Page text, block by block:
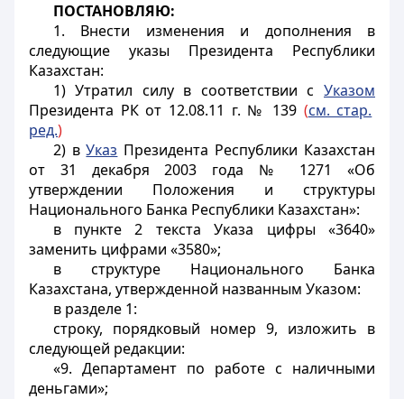
ПОСТАНОВЛЯЮ:
1. Внести изменения и дополнения в
следующие указы Президента Республики
Казахстан:
1) Утратил силу в соответствии с Указом
Президента РК от 12.08.11 г. № 139 (см. стар.
ред.)
2) вУказ Президента Республики Казахстан
от 31 декабря 2003 года № 1271 «Об
утверждении Положения и структуры
Национального Банка Республики Казахстан»:
в пункте 2 текста Указа цифры «3640»
заменить цифрами «3580»;
в структуре Национального Банка
Казахстана, утвержденной названным Указом:
в разделе 1:
строку, порядковый номер 9, изложить в
следующей редакции:
«9. Департамент по работе с наличными
деньгами»;